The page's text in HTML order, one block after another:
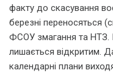
факту до скасування
березні переносяться
ФСОУ змагання та НТЗ.
лишається відкритим.
календарні плани